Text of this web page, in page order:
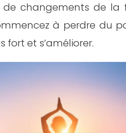
changements de la
à perdre du
fort et s’améliorer.